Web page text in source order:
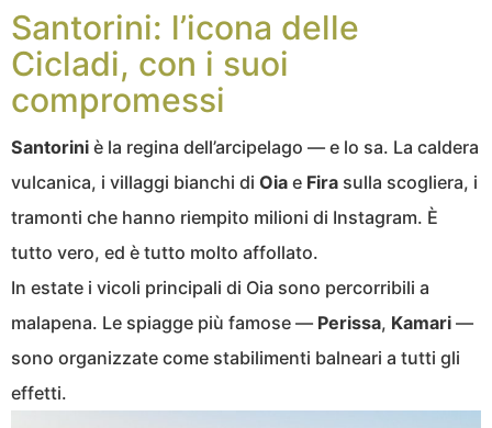
Santorini: l’icona delle
Cicladi, con i suoi
compromessi
Santorini è la regina dell’arcipelago — e lo sa. La caldera
vulcanica, i villaggi bianchi di Oia e Fira sulla scogliera, i
tramonti che hanno riempito milioni di Instagram. È
tutto vero, ed è tutto molto affollato.
In estate i vicoli principali di Oia sono percorribili a
malapena. Le spiagge più famose — Perissa, Kamari —
sono organizzate come stabilimenti balneari a tutti gli
effetti.